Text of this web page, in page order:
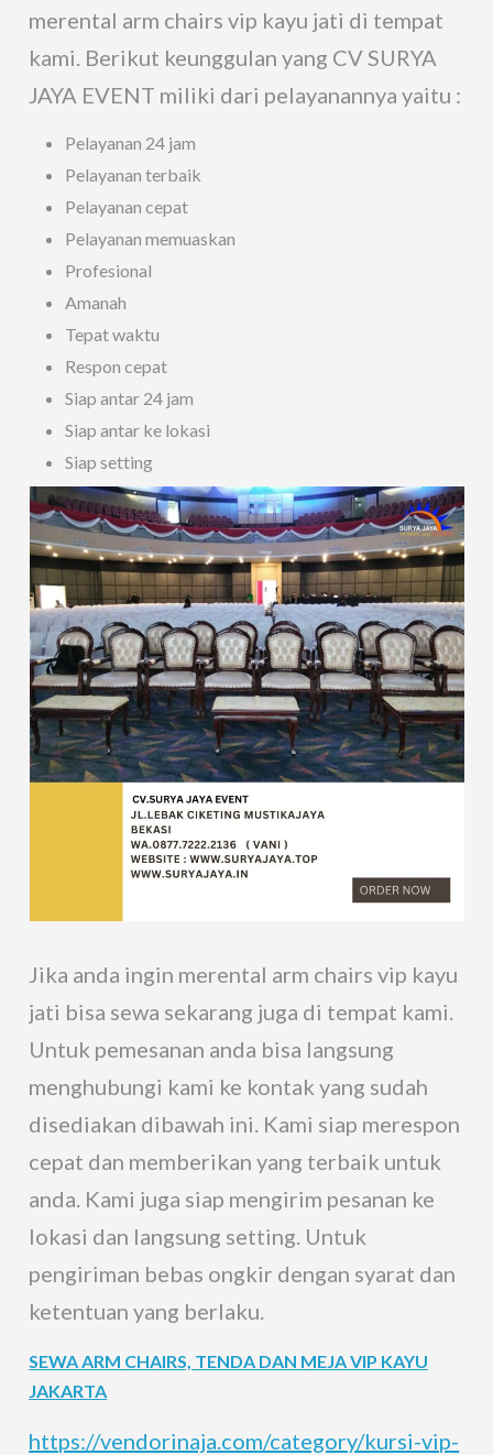
merental arm chairs vip kayu jati di tempat
kami. Berikut keunggulan yang CV SURYA
JAYA EVENT miliki dari pelayanannya yaitu :
Pelayanan 24 jam
Pelayanan terbaik
Pelayanan cepat
Pelayanan memuaskan
Profesional
Amanah
Tepat waktu
Respon cepat
Siap antar 24 jam
Siap antar ke lokasi
Siap setting
Jika anda ingin merental arm chairs vip kayu
jati bisa sewa sekarang juga di tempat kami.
Untuk pemesanan anda bisa langsung
menghubungi kami ke kontak yang sudah
disediakan dibawah ini. Kami siap merespon
cepat dan memberikan yang terbaik untuk
anda. Kami juga siap mengirim pesanan ke
lokasi dan langsung setting. Untuk
pengiriman bebas ongkir dengan syarat dan
ketentuan yang berlaku.
SEWA ARM CHAIRS, TENDA DAN MEJA VIP KAYU
JAKARTA
https://vendorinaja.com/category/kursi-vip-